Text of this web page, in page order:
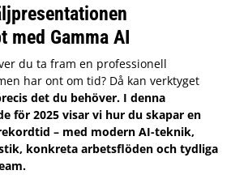
med Gamma AI
du ta fram en professionell
har ont om tid? Då kan verktyget
det du behöver. I denna
för 2025 visar vi hur du skapar en
– med modern AI-teknik,
konkreta arbetsflöden och tydliga